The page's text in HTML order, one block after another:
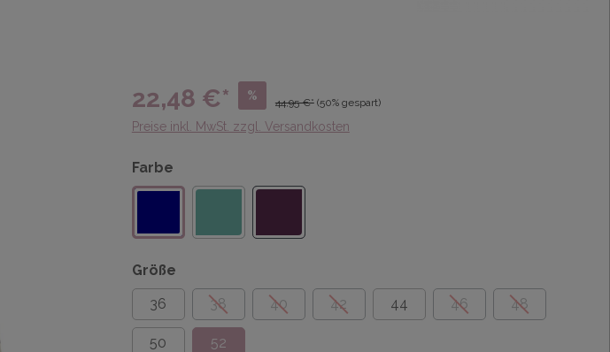
22,48 €* %
44,95 €* (50% gespart)
Preise inkl. MwSt. zzgl. Versandkosten
Farbe
Größe
36
38 40 42 44 46 48
50 52